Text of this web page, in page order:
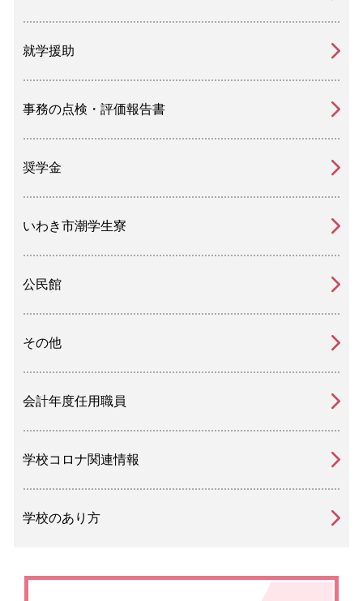
就学援助
事務の点検・評価報告書
奨学金
いわき市潮学生寮
公民館
その他
会計年度任用職員
学校コロナ関連情報
学校のあり方